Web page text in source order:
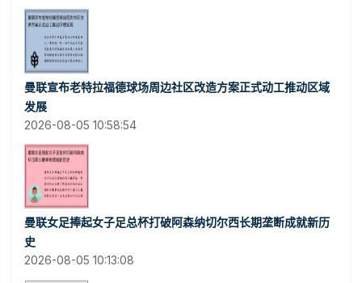
曼联宣布老特拉福德球场周边社区改造方案正式动工推动区域
发展
2026-08-05 10:58:54
曼联女足捧起女子足总杯打破阿森纳切尔西长期垄断成就新历
史
2026-08-05 10:13:08